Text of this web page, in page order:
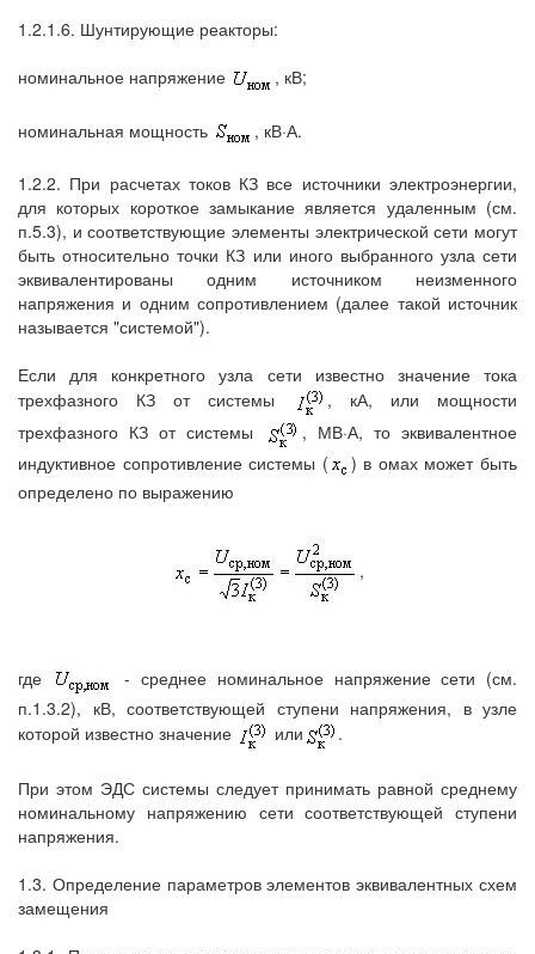
1.2.1.6. Шунтирующие реакторы:
номинальное напряжение
, кВ;
номинальная мощность , кВ·А.
1.2.2. При расчетах токов КЗ все источники электроэнергии,
для которых короткое замыкание является удаленным (см.
п.5.3), и соответствующие элементы электрической сети могут
быть относительно точки КЗ или иного выбранного узла сети
эквивалентированы одним источником неизменного
напряжения и одним сопротивлением (далее такой источник
называется "системой").
Если для конкретного узла сети известно значение тока
трехфазного КЗ от системы
, кА, или мощности
трехфазного КЗ от системы
, МВ·А, то эквивалентное
индуктивное сопротивление системы (
) в омах может быть
определено по выражению
,
где
- среднее номинальное напряжение сети (см.
п.1.3.2), кВ, соответствующей ступени напряжения, в узле
которой известно значение
или .
При этом ЭДС системы следует принимать равной среднему
номинальному напряжению сети соответствующей ступени
напряжения.
1.3. Определение параметров элементов эквивалентных схем
замещения